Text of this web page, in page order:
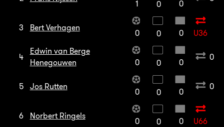
1 0 0
3 Bert Verhagen
0 0 0 U36
4
Edwin van Berge
Henegouwen
0 0 0
0
5 Jos Rutten
0 0 0
0
6 Norbert Ringels
0 0 0 U66